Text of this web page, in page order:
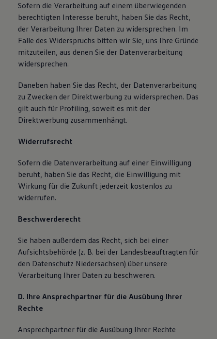
Sofern die Verarbeitung auf einem überwiegenden
berechtigten Interesse beruht, haben Sie das Recht,
der Verarbeitung Ihrer Daten zu widersprechen. Im
Falle des Widerspruchs bitten wir Sie, uns Ihre Gründe
mitzuteilen, aus denen Sie der Datenverarbeitung
widersprechen.
Daneben haben Sie das Recht, der Datenverarbeitung
zu Zwecken der Direktwerbung zu widersprechen. Das
gilt auch für Profiling, soweit es mit der
Direktwerbung zusammenhängt.
Widerrufsrecht
Sofern die Datenverarbeitung auf einer Einwilligung
beruht, haben Sie das Recht, die Einwilligung mit
Wirkung für die Zukunft jederzeit kostenlos zu
widerrufen.
Beschwerderecht
Sie haben außerdem das Recht, sich bei einer
Aufsichtsbehörde (z. B. bei der Landesbeauftragten für
den Datenschutz Niedersachsen) über unsere
Verarbeitung Ihrer Daten zu beschweren.
D. Ihre Ansprechpartner für die Ausübung Ihrer
Rechte
Ansprechpartner für die Ausübung Ihrer Rechte